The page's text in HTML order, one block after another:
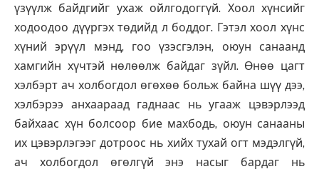
үзүүлж байдгийг ухаж ойлгодоггүй. Хоол хүнсийг
ходоодоо дүүргэх төдийд л боддог. Гэтэл хоол хүнс
хүний эрүүл мэнд, гоо үзэсгэлэн, оюун санаанд
хамгийн хүчтэй нөлөөлж байдаг зүйл. Өнөө цагт
хэлбэрт ач холбогдол өгөхөө больж байна шүү дээ,
хэлбэрээ анхаараад гаднаас нь угааж цэвэрлээд
байхаас хүн болсоор бие махбодь, оюун санааны
их цэвэрлэгээг дотроос нь хийх тухай огт мэдэлгүй,
ач холбогдол өгөлгүй энэ насыг бардаг нь